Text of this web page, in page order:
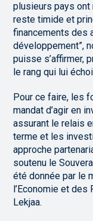
plusieurs pays ont
reste timide et
financements des
développement”,
puisse s’affirmer,
le rang qui lui
Pour ce faire, les
mandat d’agir en
assurant le relais
terme et les
approche
soutenu le
été donnée par le
l’Economie et
Lekjaa.